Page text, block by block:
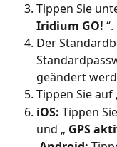
Tippen Sie
Iridium GO! “.
Der
geändert
Tippen Sie auf
iOS: Tippen
und „ GPS